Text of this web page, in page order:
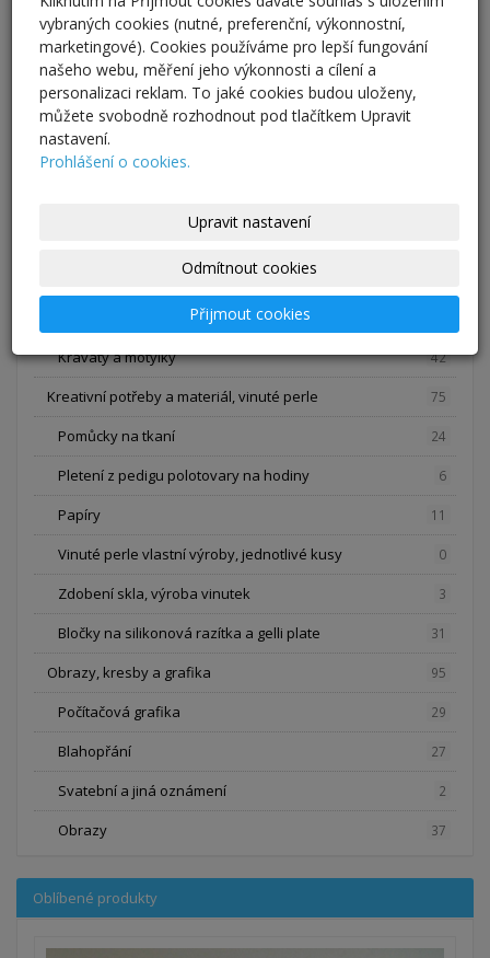
Cedule
Nábytek
Oděvy a oděvní doplňky, svatba
Kabelky a tašky
Halenky, trička, mikiny a šaty
Kravaty a motýlky 42
Kreativní potřeby a materiál, vinuté perle 75
Pomůcky na tkaní 24
Pletení z pedigu polotovary na hodiny 6
Papíry 11
Vinuté perle vlastní výroby, jednotlivé kusy 0
Zdobení skla, výroba vinutek 3
Bločky na silikonová razítka a gelli plate 31
Obrazy, kresby a grafika 95
Počítačová grafika 29
Blahopřání 27
Svatební a jiná oznámení 2
Obrazy 37
Oblíbené produkty
vybraných cookies (nutné, preferenční, výkonnostní,
marketingové). Cookies používáme pro lepší fungování
našeho webu, měření jeho výkonnosti a cílení a
personalizaci reklam. To jaké cookies budou uloženy,
můžete svobodně rozhodnout pod tlačítkem Upravit
nastavení.
Prohlášení o cookies.
Upravit nastavení
Odmítnout cookies
Přijmout cookies